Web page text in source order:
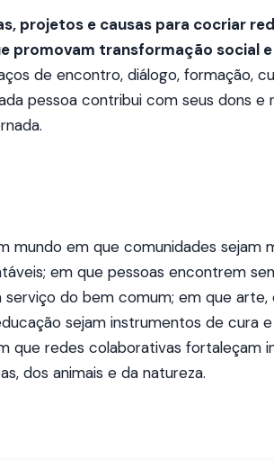
projetos e causas para cocriar
promovam transformação social
de encontro, diálogo, formação,
pessoa contribui com seus dons e
mundo em que comunidades sejam
em que pessoas encontrem
do bem comum; em que arte,
sejam instrumentos de cura e
que redes colaborativas fortaleçam
dos animais e da natureza.